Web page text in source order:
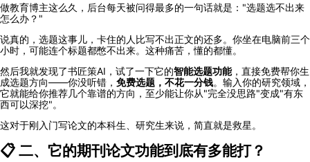
做教育博主这么久，后台每天被问得最多的一句话就是："选题选不出来
怎么办？"
说真的，选题这事儿，卡住的人比写不出正文的还多。你坐在电脑前三个
小时，可能连个标题都憋不出来。这种痛苦，懂的都懂。
然后我就发现了书匠策AI，试了一下它的智能选题功能，直接免费帮你生
成选题方向——你没听错， 免费选题，不花一分钱。输入你的研究领域，
它就能给你推荐几个靠谱的方向，至少能让你从"完全没思路"变成"有东
西可以深挖"。
这对于刚入门写论文的本科生、研究生来说，简直就是救星。
📋 二、它的期刊论文功能到底有多能打？